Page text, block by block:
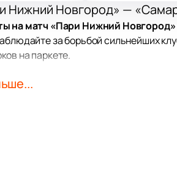
Нижний Новгород» —
на матч «Пари Нижний
за борьбой сильнейших
на паркете.